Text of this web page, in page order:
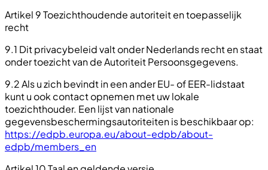
Artikel 9 Toezichthoudende autoriteit en toepasselijk
recht
9.1 Dit privacybeleid valt onder Nederlands recht en staat
onder toezicht van de Autoriteit Persoonsgegevens.
9.2 Als u zich bevindt in een ander EU- of EER-lidstaat
kunt u ook contact opnemen met uw lokale
toezichthouder. Een lijst van nationale
gegevensbeschermingsautoriteiten is beschikbaar op:
https://edpb.europa.eu/about-edpb/about-
edpb/members_en